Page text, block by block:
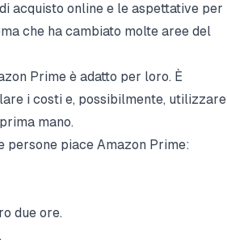
acquisto online e le aspettative per
che ha cambiato molte aree del
Prime è adatto per loro. È
i costi e, possibilmente, utilizzare
mano.
persone piace Amazon Prime:
due ore.